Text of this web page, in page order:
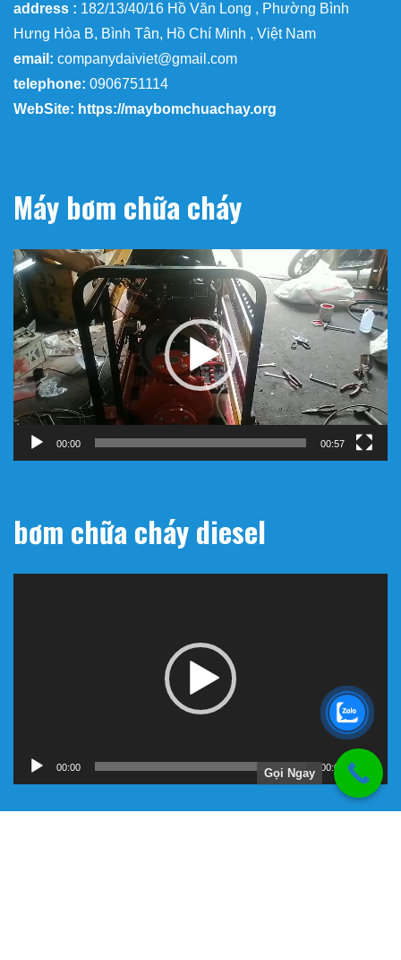
address : 182/13/40/16 Hồ Văn Long , Phường Bình
Hưng Hòa B, Bình Tân, Hồ Chí Minh , Việt Nam
email: companydaiviet@gmail.com
telephone: 0906751114
WebSite: https://maybomchuachay.org
Máy bơm chữa cháy
Trình
chơi
Video
00:00 00:57
bơm chữa cháy diesel
00:00 00:00
Gọi Ngay